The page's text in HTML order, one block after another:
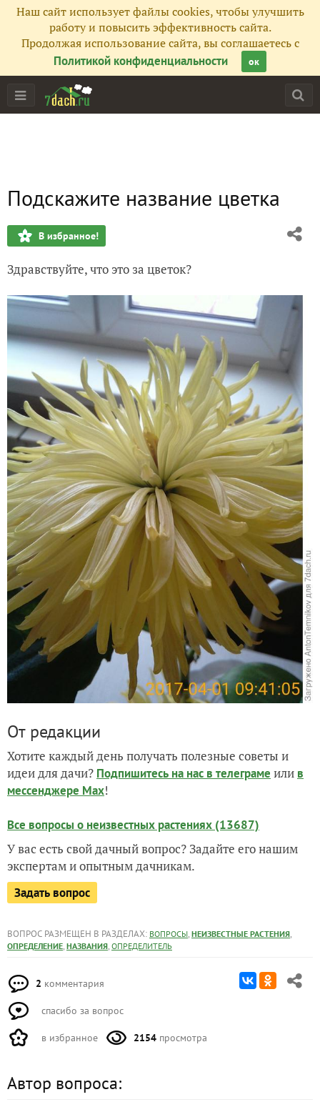
Наш сайт использует файлы cookies, чтобы улучшить
работу и повысить эффективность сайта.
Продолжая использование сайта, вы соглашаетесь с
Политикой конфиденциальности
ок
Подскажите название цветка
В избранное!
Здравствуйте, что это за цветок?
От редакции
Хотите каждый день получать полезные советы и
идеи для дачи? Подпишитесь на нас в телеграме или в
мессенджере Max!
Все вопросы о неизвестных растениях (13687)
У вас есть свой дачный вопрос? Задайте его нашим
экспертам и опытным дачникам.
Задать вопрос
ВОПРОС РАЗМЕЩЕН В РАЗДЕЛАХ: ВОПРОСЫ, НЕИЗВЕСТНЫЕ РАСТЕНИЯ,
ОПРЕДЕЛЕНИЕ, НАЗВАНИЯ, ОПРЕДЕЛИТЕЛЬ
2 комментария
спасибо за вопрос
в избранное 2154 просмотра
Автор вопроса: